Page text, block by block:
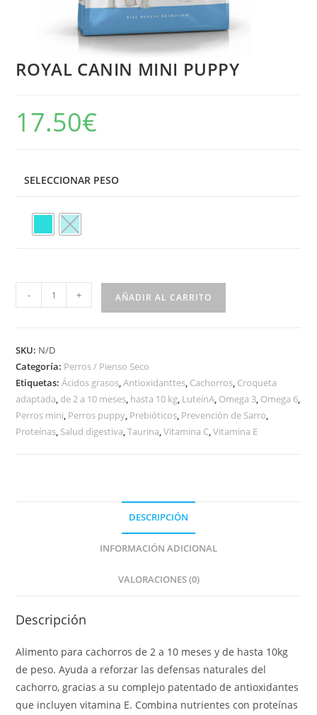
ROYAL CANIN MINI PUPPY
17.50€
SELECCIONAR PESO
- + AÑADIR AL CARRITO
SKU: N/D
Categoría: Perros / Pienso Seco
Etiquetas:Ácidos grasos,Antioxidanttes, Cachorros, Croqueta
adaptada, de 2 a 10 meses, hasta 10 kg, LuteínA, Omega 3, Omega 6,
Perros mini, Perros puppy, Prebióticos, Prevención de Sarro,
Proteínas, Salud digestiva,Taurina,Vitamina C,Vitamina E
DESCRIPCIÓN
INFORMACIÓN ADICIONAL
VALORACIONES (0)
Descripción
Alimento para cachorros de 2 a 10 meses y de hasta 10kg
de peso. Ayuda a reforzar las defensas naturales del
cachorro, gracias a su complejo patentado de antioxidantes
que incluyen vitamina E. Combina nutrientes con proteínas